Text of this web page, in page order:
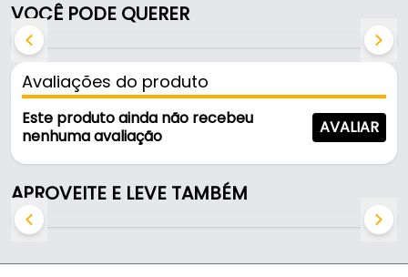
na cor zinco amarelo, é resistente e durável no uso
diário.
Características:
- Marca: Aldeghi
- Modelo: 748AT06
- Uso: Conexão Madeira em Geral
- Origem: Italy
- Medidas: 60x30mm
VOCÊ PODE QUERER
Avaliações do produto
Este produto ainda não recebeu
nenhuma avaliação
AVALIAR
APROVEITE E LEVE TAMBÉM